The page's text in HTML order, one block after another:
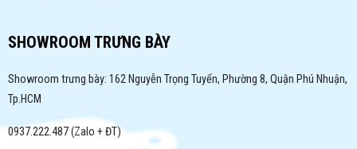
SHOWROOM TRƯNG BÀY
Showroom trưng bày: 162 Nguyễn Trọng Tuyển, Phường 8, Quận Phú Nhuận,
Tp.HCM
0937.222.487 (Zalo + ĐT)